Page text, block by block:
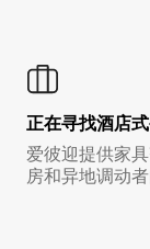
正在寻找酒店
爱彼迎提供家
房和异地调动者